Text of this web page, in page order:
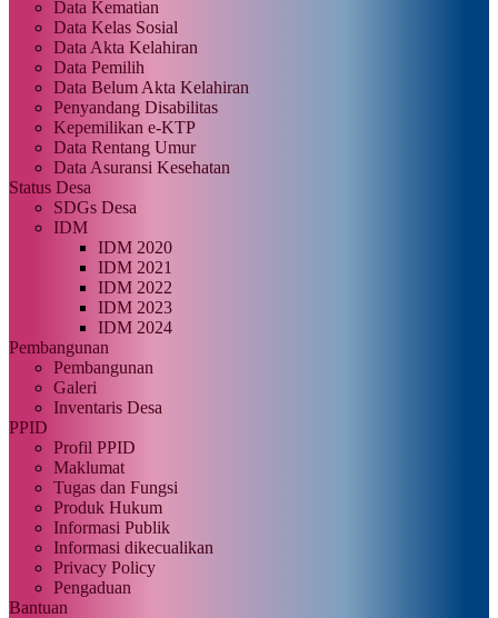
Data Kematian
Data Kelas Sosial
Data Akta Kelahiran
Data Pemilih
Data Belum Akta Kelahiran
Penyandang Disabilitas
Kepemilikan e-KTP
Data Rentang Umur
Data Asuransi Kesehatan
Status Desa
SDGs Desa
IDM
IDM 2020
IDM 2021
IDM 2022
IDM 2023
IDM 2024
Pembangunan
Pembangunan
Galeri
Inventaris Desa
PPID
Profil PPID
Maklumat
Tugas dan Fungsi
Produk Hukum
Informasi Publik
Informasi dikecualikan
Privacy Policy
Pengaduan
Bantuan